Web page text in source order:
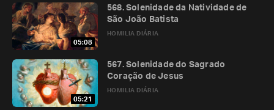
05:08
HOMILIA DIÁRIA
568. Solenidade da Natividade de
São João Batista
05:21
HOMILIA DIÁRIA
567. Solenidade do Sagrado
Coração de Jesus